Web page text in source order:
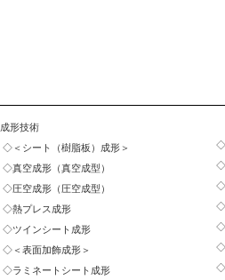
成形技術
＜シート（樹脂板）成形＞
真空成形（真空成型）
圧空成形（圧空成型）
熱プレス成形
ツインシート成形
＜表面加飾成形＞
ラミネートシート成形